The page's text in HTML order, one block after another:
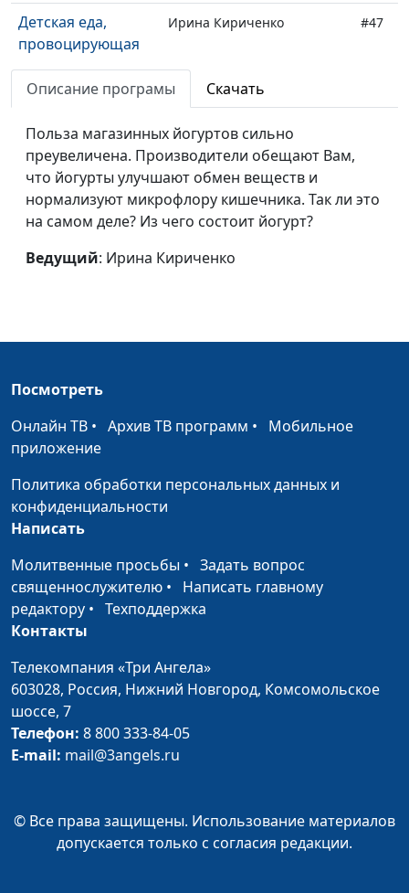
Детская еда,
провоцирующая
аллергию
Ирина Кириченко #47
Антиокислители Ирина Кириченко #46
Фитотерапия при
простуде
Наталья Назарова, врач-
терапевт санатория «Наш
дом»
Фитотерапия при
сердцем
Наталья Назарова, врач-
дом»
пищеварения
дом»
Фитотерапия при
дом»
артериальной
гипертензии
терапевт санатория «Наш
отвар из семени
льна
терапевт санатория «Наш
дом»
Яблоки
Чечевица Ирина Остапенко
Чеснок Ирина Остапенко
Тыква Ирина Остапенко
Сладкий перец Ирина Остапенко #34
Семя льна Ирина Остапенко
Описание програмы Скачать
Польза магазинных йогуртов сильно
преувеличена. Производители обещают Вам,
что йогурты улучшают обмен веществ и
нормализуют микрофлору кишечника. Так ли это
на самом деле? Из чего состоит йогурт?
Ведущий: Ирина Кириченко
Посмотреть
Онлайн ТВ • Архив ТВ программ • Мобильное
приложение
Политика обработки персональных данных и
конфиденциальности
Написать
Молитвенные просьбы • Задать вопрос
священнослужителю • Написать главному
редактору • Техподдержка
Контакты
Телекомпания «Три Ангела»
603028, Россия, Нижний Новгород, Комсомольское
шоссе, 7
Телефон: 8 800 333-84-05
E-mail: mail@3angels.ru
© Все права защищены. Использование материалов
допускается только с согласия редакции.